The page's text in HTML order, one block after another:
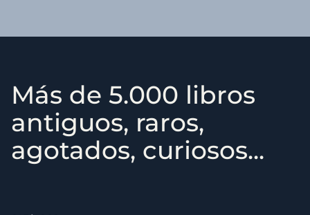
Más de 5.000 libros
antiguos, raros,
agotados, curiosos...